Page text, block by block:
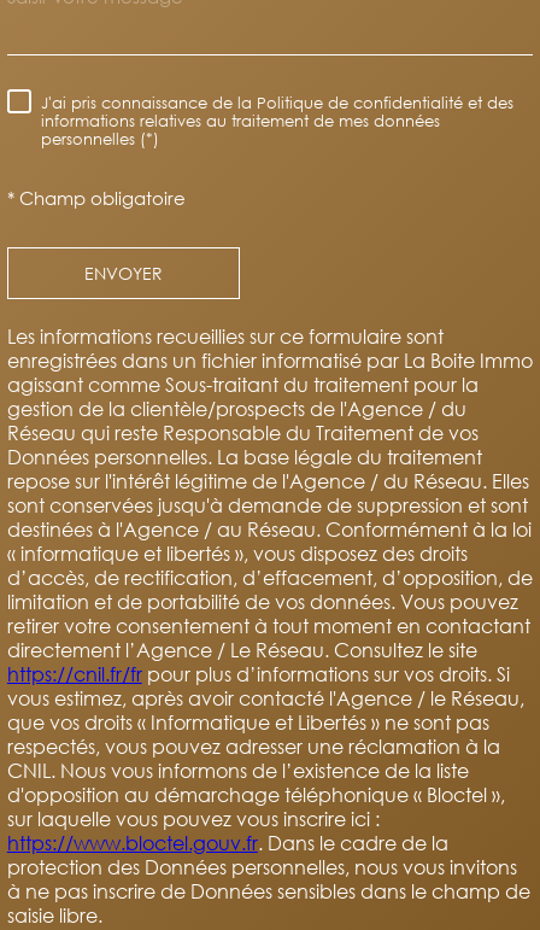
RÈGLEMENTATION
J'ai pris connaissance de la Politique de confidentialité et des
informations relatives au traitement de mes données
personnelles (*)
* Champ obligatoire
ENVOYER
Les informations recueillies sur ce formulaire sont
enregistrées dans un fichier informatisé par La Boite Immo
agissant comme Sous-traitant du traitement pour la
gestion de la clientèle/prospects de l'Agence / du
Réseau qui reste Responsable du Traitement de vos
Données personnelles. La base légale du traitement
repose sur l'intérêt légitime de l'Agence / du Réseau. Elles
sont conservées jusqu'à demande de suppression et sont
destinées à l'Agence / au Réseau. Conformément à la loi
« informatique et libertés », vous disposez des droits
d’accès, de rectification, d’effacement, d’opposition, de
limitation et de portabilité de vos données. Vous pouvez
retirer votre consentement à tout moment en contactant
directement l’Agence / Le Réseau. Consultez le site
https://cnil.fr/frpour plus d’informations sur vos droits. Si
vous estimez, après avoir contacté l'Agence / le Réseau,
que vos droits « Informatique et Libertés » ne sont pas
respectés, vous pouvez adresser une réclamation à la
CNIL. Nous vous informons de l’existence de la liste
d'opposition au démarchage téléphonique « Bloctel »,
sur laquelle vous pouvez vous inscrire ici :
https://www.bloctel.gouv.fr. Dans le cadre de la
protection des Données personnelles, nous vous invitons
à ne pas inscrire de Données sensibles dans le champ de
saisie libre.